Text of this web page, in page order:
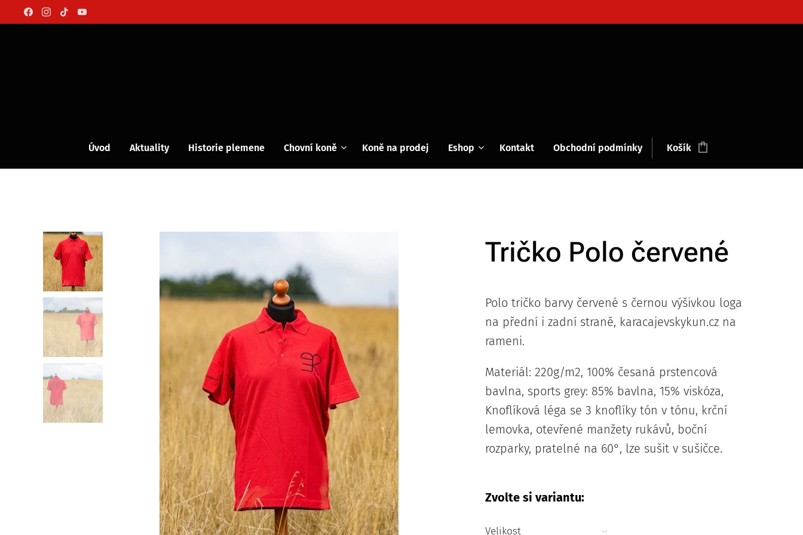
Úvod Aktuality Historie plemene Chovní koně Koně na prodej Eshop Kontakt Obchodní podmínky Košík
Tričko Polo červené
Polo tričko barvy červené s černou výšivkou loga
na přední i zadní straně, karacajevskykun.cz na
rameni.
Materiál: 220g/m2, 100% česaná prstencová
bavlna, sports grey: 85% bavlna, 15% viskóza,
Knoflíková léga se 3 knoflíky tón v tónu, krční
lemovka, otevřené manžety rukávů, boční
rozparky, pratelné na 60°, lze sušit v sušičce.
Zvolte si variantu:
Velikost